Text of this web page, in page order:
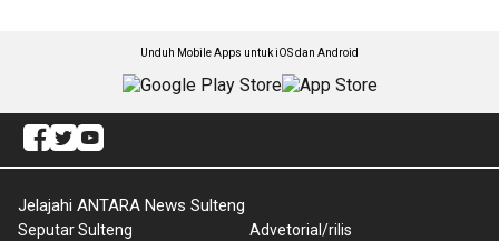
Unduh Mobile Apps untuk iOS dan Android
Jelajahi ANTARA News Sulteng
Seputar Sulteng
Advetorial/rilis